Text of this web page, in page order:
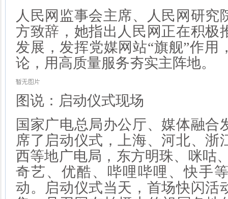
人民网监事会主席、人民网研究
方致辞，她指出人民网正在积极
发展，发挥党媒网站“旗舰”作用
论，用高质量服务夯实主阵地。
图说：启动仪式现场
国家广电总局办公厅、媒体融合
席了启动仪式，上海、河北、浙
西等地广电局，东方明珠、咪咕
奇艺、优酷、哔哩哔哩、快手
动。启动仪式当天，首场快闪活